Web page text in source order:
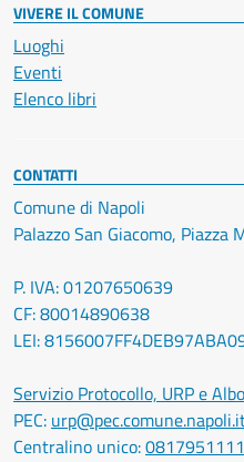
VIVERE IL COMUNE
Luoghi
Eventi
Elenco libri
CONTATTI
Comune di Napoli
Palazzo San Giacomo,
P. IVA: 01207650639
CF: 80014890638
LEI:
Servizio Protocollo, URP e
PEC:
Centralino unico:0817951111